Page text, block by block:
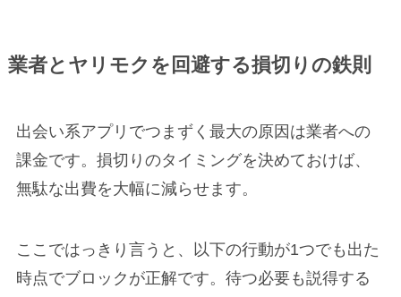
業者とヤリモクを回避する損切りの鉄則
出会い系アプリでつまずく最大の原因は業者への
課金です。損切りのタイミングを決めておけば、
無駄な出費を大幅に減らせます。
ここではっきり言うと、以下の行動が1つでも出た
時点でブロックが正解です。待つ必要も説得する